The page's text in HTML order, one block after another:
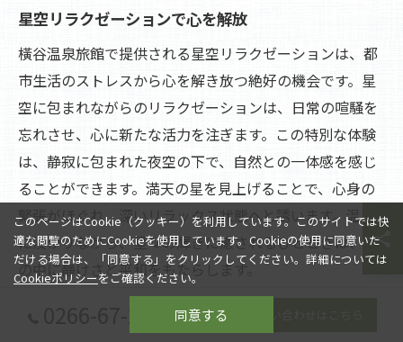
星空リラクゼーションで心を解放
橫谷温泉旅館で提供される星空リラクゼーションは、都
市生活のストレスから心を解き放つ絶好の機会です。星
空に包まれながらのリラクゼーションは、日常の喧騒を
忘れさせ、心に新たな活力を注ぎます。この特別な体験
は、静寂に包まれた夜空の下で、自然との一体感を感じ
ることができます。満天の星を見上げることで、心身の
緊張がほぐれ、深いリラックス状態へと誘います。温泉
に浸かりながら、星々の輝きに癒されるひとときは、心
の中に静けさと平和をもたらします。
ストレスを解消するリフレッシュ方法
このページはCookie（クッキー）を利用しています。このサイトでは快
適な閲覧のためにCookieを使用しています。Cookieの使用に同意いた
だける場合は、「同意する」をクリックしてください。詳細については
Cookieポリシーをご確認ください。
同意する